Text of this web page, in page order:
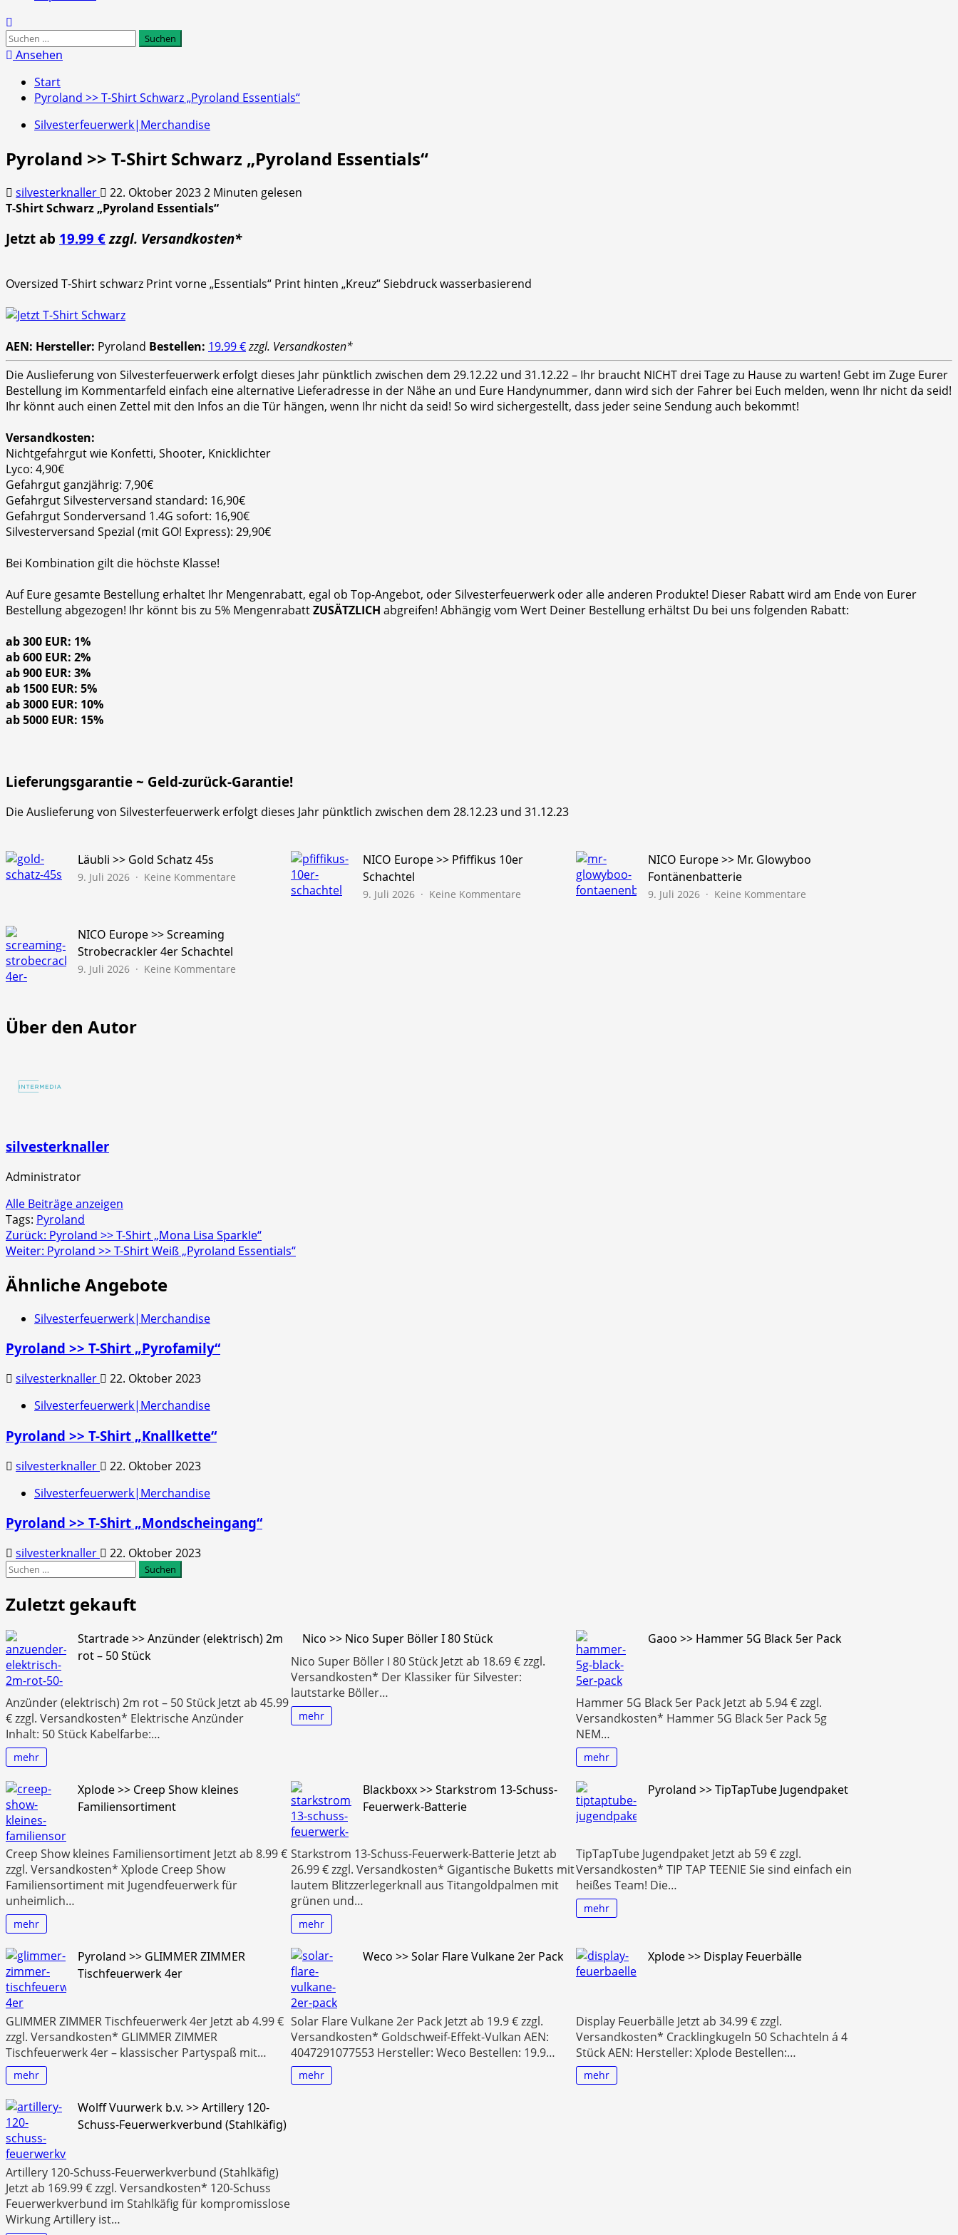
Suchen
nach:
Ansehen
Start
Pyroland >> T-Shirt Schwarz „Pyroland Essentials“
Silvesterfeuerwerk|Merchandise
Pyroland >> T-Shirt Schwarz „Pyroland Essentials“
silvesterknaller 22. Oktober 20232 Minuten gelesen
T-Shirt Schwarz „Pyroland Essentials“
Jetzt ab 19.99 € zzgl. Versandkosten*
Oversized T-Shirt schwarz Print vorne „Essentials“ Print hinten „Kreuz“ Siebdruck wasserbasierend
AEN: Hersteller: Pyroland Bestellen: 19.99 €zzgl. Versandkosten*
Die Auslieferung von Silvesterfeuerwerk erfolgt dieses Jahr pünktlich zwischen dem 29.12.22 und 31.12.22 – Ihr braucht NICHT drei Tage zu Hause zu warten! Gebt im Zuge Eurer
Bestellung im Kommentarfeld einfach eine alternative Lieferadresse in der Nähe an und Eure Handynummer, dann wird sich der Fahrer bei Euch melden, wenn Ihr nicht da seid!
Ihr könnt auch einen Zettel mit den Infos an die Tür hängen, wenn Ihr nicht da seid! So wird sichergestellt, dass jeder seine Sendung auch bekommt!
Versandkosten:
Nichtgefahrgut wie Konfetti, Shooter, Knicklichter
Lyco: 4,90€
Gefahrgut ganzjährig: 7,90€
Gefahrgut Silvesterversand standard: 16,90€
Gefahrgut Sonderversand 1.4G sofort: 16,90€
Silvesterversand Spezial (mit GO! Express): 29,90€
Bei Kombination gilt die höchste Klasse!
Auf Eure gesamte Bestellung erhaltet Ihr Mengenrabatt, egal ob Top-Angebot, oder Silvesterfeuerwerk oder alle anderen Produkte! Dieser Rabatt wird am Ende von Eurer
Bestellung abgezogen! Ihr könnt bis zu 5% MengenrabattZUSÄTZLICH abgreifen! Abhängig vom Wert Deiner Bestellung erhältst Du bei uns folgenden Rabatt:
ab 300 EUR: 1%
ab 600 EUR: 2%
ab 900 EUR: 3%
ab 1500 EUR: 5%
ab 3000 EUR: 10%
ab 5000 EUR: 15%
Lieferungsgarantie ~ Geld-zurück-Garantie!
Die Auslieferung von Silvesterfeuerwerk erfolgt dieses Jahr pünktlich zwischen dem 28.12.23 und 31.12.23
Läubli >> Gold Schatz 45s
9. Juli 2026 Keine Kommentare
NICO Europe >> Pfiffikus 10er
Schachtel
9. Juli 2026 Keine Kommentare
NICO Europe >> Mr. Glowyboo
Fontänenbatterie
9. Juli 2026 Keine Kommentare
NICO Europe >> Screaming
Strobecrackler 4er Schachtel
9. Juli 2026 Keine Kommentare
Über den Autor
silvesterknaller
Administrator
Alle Beiträge anzeigen
Tags: Pyroland
Beitragsnavigation
Zurück: Pyroland >> T-Shirt „Mona Lisa Sparkle“
Weiter: Pyroland >> T-Shirt Weiß „Pyroland Essentials“
Ähnliche Angebote
Silvesterfeuerwerk|Merchandise
Pyroland >> T-Shirt „Pyrofamily“
silvesterknaller
22. Oktober 2023
Silvesterfeuerwerk|Merchandise
Pyroland >> T-Shirt „Knallkette“
silvesterknaller
22. Oktober 2023
Silvesterfeuerwerk|Merchandise
Pyroland >> T-Shirt „Mondscheingang“
silvesterknaller
22. Oktober 2023
Suchen
Zuletzt gekauft
Startrade >> Anzünder (elektrisch) 2m
rot – 50 Stück
Anzünder (elektrisch) 2m rot – 50 Stück Jetzt ab 45.99
€ zzgl. Versandkosten* Elektrische Anzünder
Inhalt: 50 Stück Kabelfarbe:…
mehr
Nico >> Nico Super Böller I 80 Stück
Nico Super Böller I 80 Stück Jetzt ab 18.69 € zzgl.
Versandkosten* Der Klassiker für Silvester:
lautstarke Böller…
mehr
Gaoo >> Hammer 5G Black 5er Pack
Hammer 5G Black 5er Pack Jetzt ab 5.94 € zzgl.
Versandkosten* Hammer 5G Black 5er Pack 5g
NEM…
mehr
Xplode >> Creep Show kleines
Familiensortiment
Creep Show kleines Familiensortiment Jetzt ab 8.99 €
zzgl. Versandkosten* Xplode Creep Show
Familiensortiment mit Jugendfeuerwerk für
unheimlich…
mehr
Blackboxx >> Starkstrom 13-Schuss-
Feuerwerk-Batterie
Starkstrom 13-Schuss-Feuerwerk-Batterie Jetzt ab
26.99 € zzgl. Versandkosten* Gigantische Buketts mit
lautem Blitzzerlegerknall aus Titangoldpalmen mit
grünen und…
mehr
Pyroland >> TipTapTube Jugendpaket
TipTapTube Jugendpaket Jetzt ab 59 € zzgl.
Versandkosten* TIP TAP TEENIE Sie sind einfach ein
heißes Team! Die…
mehr
Pyroland >> GLIMMER ZIMMER
Tischfeuerwerk 4er
GLIMMER ZIMMER Tischfeuerwerk 4er Jetzt ab 4.99 €
zzgl. Versandkosten* GLIMMER ZIMMER
Tischfeuerwerk 4er – klassischer Partyspaß mit…
mehr
Weco >> Solar Flare Vulkane 2er Pack
Solar Flare Vulkane 2er Pack Jetzt ab 19.9 € zzgl.
Versandkosten* Goldschweif-Effekt-Vulkan AEN:
4047291077553 Hersteller: Weco Bestellen: 19.9…
mehr
Xplode >> Display Feuerbälle
Display Feuerbälle Jetzt ab 34.99 € zzgl.
Versandkosten* Cracklingkugeln 50 Schachteln á 4
Stück AEN: Hersteller: Xplode Bestellen:…
mehr
Wolff Vuurwerk b.v. >> Artillery 120-
Schuss-Feuerwerkverbund (Stahlkäfig)
Artillery 120-Schuss-Feuerwerkverbund (Stahlkäfig)
Jetzt ab 169.99 € zzgl. Versandkosten* 120-Schuss
Feuerwerkverbund im Stahlkäfig für kompromisslose
Wirkung Artillery ist…